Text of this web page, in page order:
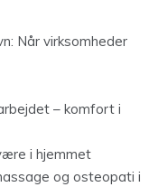
Når virksomheder
– komfort i
i hjemmet
og osteopati i